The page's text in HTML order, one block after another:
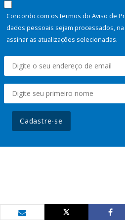
Concordo com os termos do Aviso de
dados pessoais sejam processados,
assinar as atualizações selecionadas.
Cadastre-se